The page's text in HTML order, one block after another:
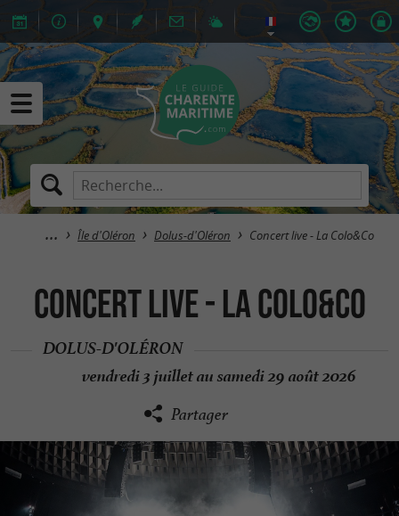
Île d'Oléron Dolus-d'Oléron Concert live - La Colo&Co
Concert live - La Colo&Co
DOLUS-D'OLÉRON
vendredi 3 juillet au samedi 29 août 2026
Partager